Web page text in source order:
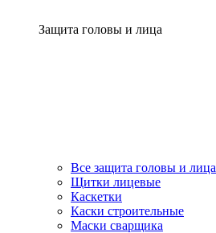
Защита головы и лица
Все защита головы и лица
Щитки лицевые
Каскетки
Каски строительные
Маски сварщика